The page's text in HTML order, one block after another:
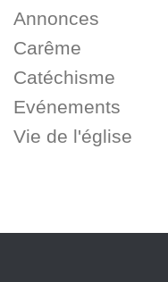
Annonces
Carême
Catéchisme
Evénements
Vie de l'église